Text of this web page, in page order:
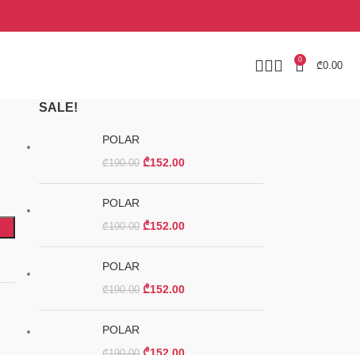
0
₾0.00
SALE!
POLAR
₾190.00 ₾152.00
POLAR
₾190.00 ₾152.00
POLAR
₾190.00 ₾152.00
POLAR